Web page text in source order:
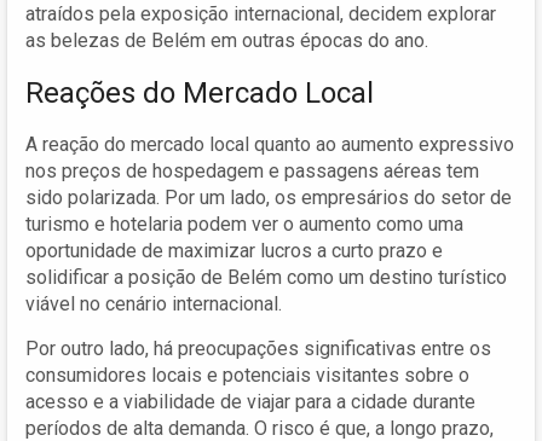
atraídos pela exposição internacional, decidem explorar
as belezas de Belém em outras épocas do ano.
Reações do Mercado Local
A reação do mercado local quanto ao aumento expressivo
nos preços de hospedagem e passagens aéreas tem
sido polarizada. Por um lado, os empresários do setor de
turismo e hotelaria podem ver o aumento como uma
oportunidade de maximizar lucros a curto prazo e
solidificar a posição de Belém como um destino turístico
viável no cenário internacional.
Por outro lado, há preocupações significativas entre os
consumidores locais e potenciais visitantes sobre o
acesso e a viabilidade de viajar para a cidade durante
períodos de alta demanda. O risco é que, a longo prazo,